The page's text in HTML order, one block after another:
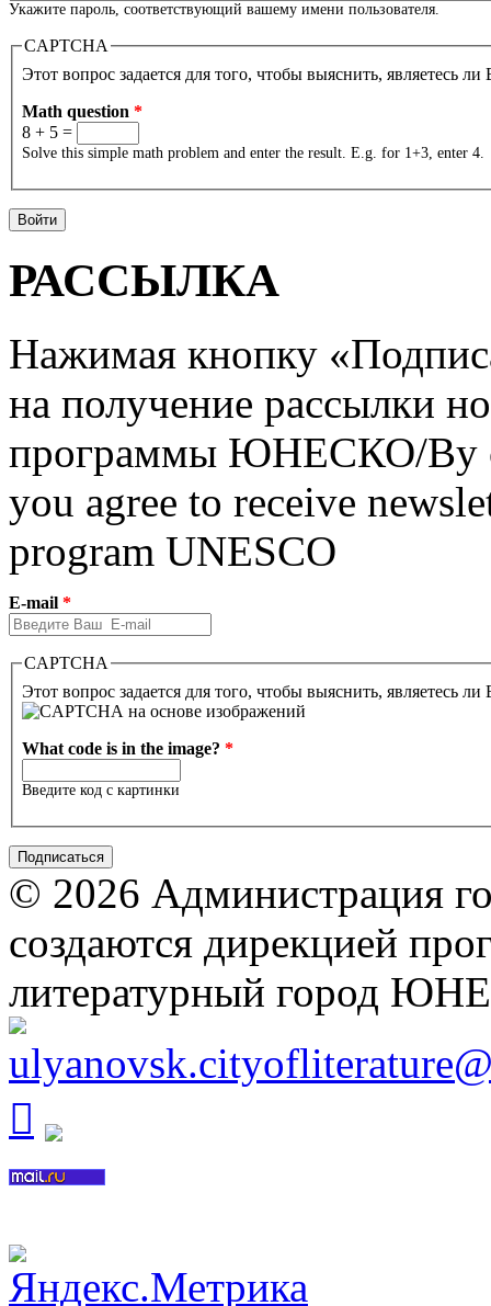
Укажите пароль, соответствующий вашему имени пользователя.
CAPTCHA
Этот вопрос задается для того, чтобы выяснить, являетесь
Math question *
8 + 5 =
Solve this simple math problem and enter the result. E.g. for 1+3, enter 4.
РАССЫЛКА
Нажимая кнопку
на получение рассылки
программы ЮНЕСКО/By
you agree to receive
program UNESCO
E-mail *
CAPTCHA
Этот вопрос задается для того, чтобы выяснить, являетесь
What code is in the image? *
Введите код с картинки
© 2026 Администрация
создаются дирекцией
литературный город
